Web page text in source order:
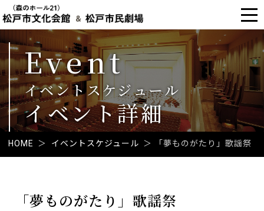
Event
イベントスケジュール
イベント詳細
HOME ＞ イベントスケジュール ＞ 「夢ものがたり」歌謡祭
「夢ものがたり」歌謡祭